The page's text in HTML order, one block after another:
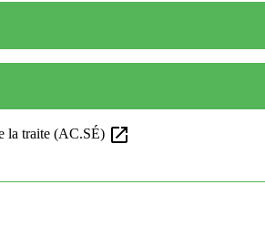
la traite (AC.SÉ) open_in_new